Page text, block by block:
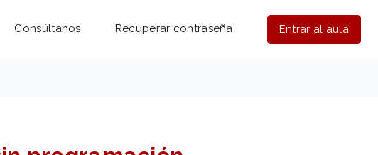
Consúltanos Recuperar contraseña Entrar al aula